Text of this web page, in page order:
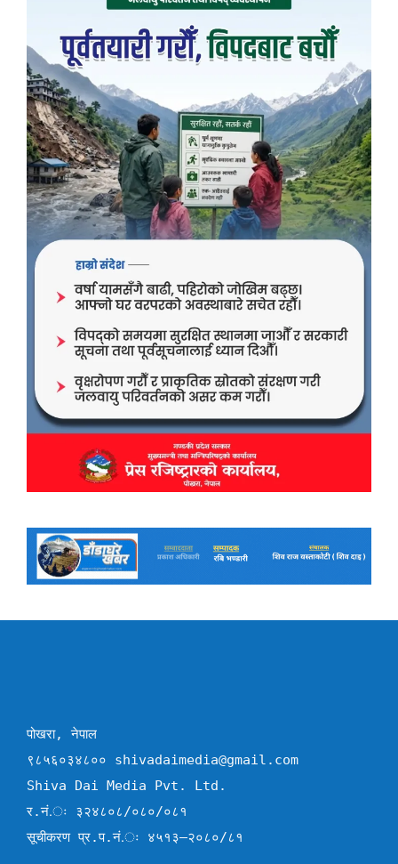
पोखरा, नेपाल
९८५६०३४८०० shivadaimedia@gmail.com
Shiva Dai Media Pvt. Ltd.
र.नं.ः ३२४८०८/०८०/०८१
सूचीकरण प्र.प.नं.ः ४५१३–२०८०/८१